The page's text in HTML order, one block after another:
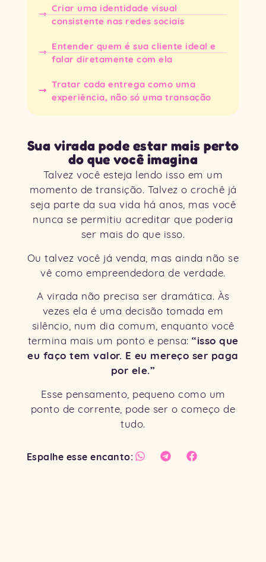
Criar uma identidade visual
consistente nas redes sociais
Entender quem é sua cliente ideal e
falar diretamente com ela
Tratar cada entrega como uma
experiência, não só uma transação
Sua virada pode estar mais perto
do que você imagina
Talvez você esteja lendo isso em um
momento de transição. Talvez o crochê já
seja parte da sua vida há anos, mas você
nunca se permitiu acreditar que poderia
ser mais do que isso.
Ou talvez você já venda, mas ainda não se
vê como empreendedora de verdade.
A virada não precisa ser dramática. Às
vezes ela é uma decisão tomada em
silêncio, num dia comum, enquanto você
termina mais um ponto e pensa: “isso que
eu faço tem valor. E eu mereço ser paga
por ele.”
Esse pensamento, pequeno como um
ponto de corrente, pode ser o começo de
tudo.
Espalhe esse encanto: